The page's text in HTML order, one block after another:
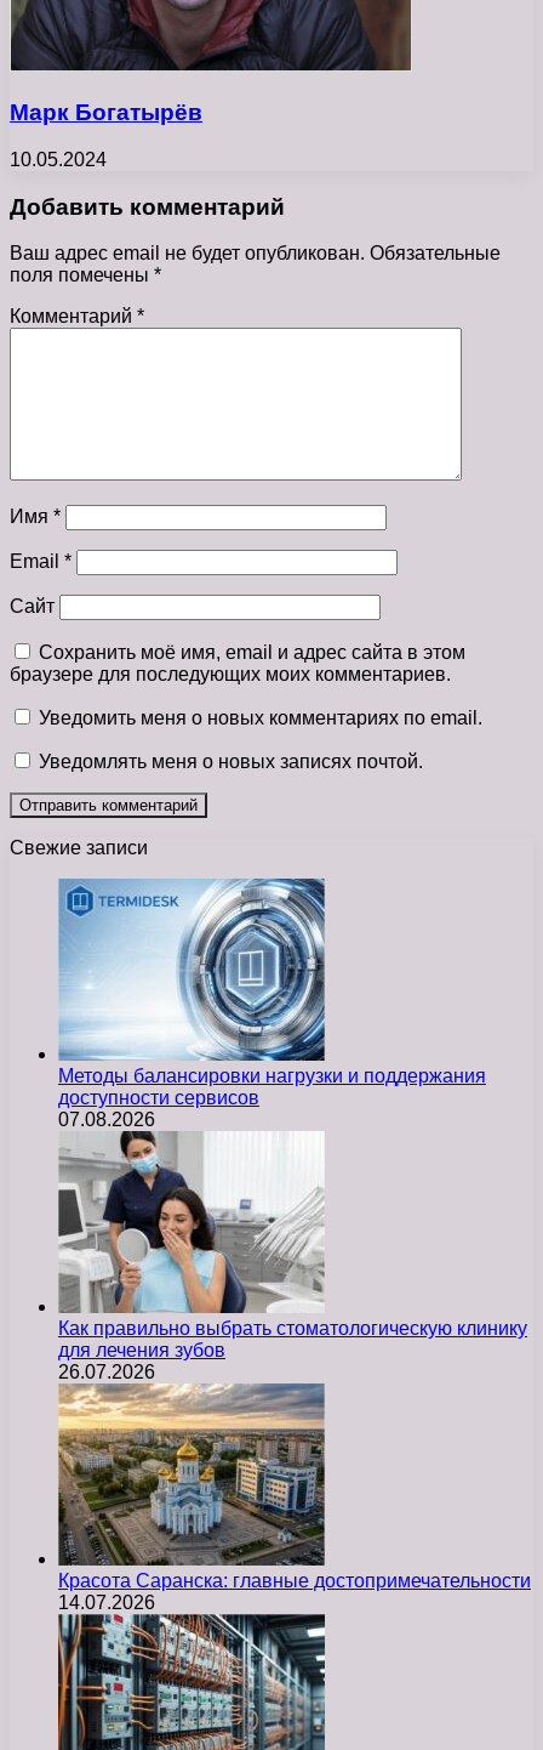
Марк Богатырёв
10.05.2024
Добавить комментарий
Ваш адрес email не будет опубликован. Обязательные
поля помечены *
Комментарий *
Имя *
Email *
Сайт
Сохранить моё имя, email и адрес сайта в этом
браузере для последующих моих комментариев.
Уведомить меня о новых комментариях по email.
Уведомлять меня о новых записях почтой.
Свежие записи
Методы балансировки нагрузки и поддержания
доступности сервисов
07.08.2026
Как правильно выбрать стоматологическую клинику
для лечения зубов
26.07.2026
Красота Саранска: главные достопримечательности
14.07.2026